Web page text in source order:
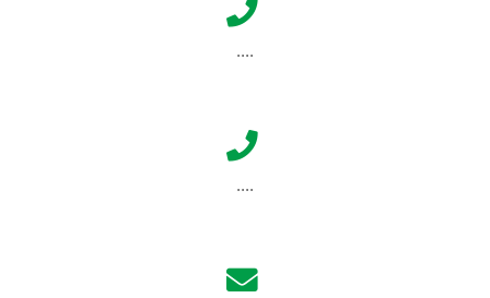
....
....